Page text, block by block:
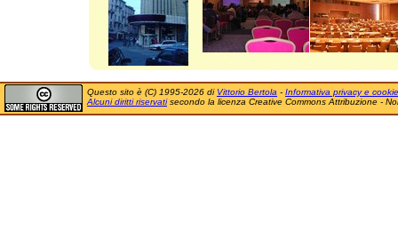
Questo sito è (C) 1995-2026 di Vittorio Bertola - Informativa privacy e cookie
Alcuni diritti riservatisecondo la licenza Creative Commons Attribuzione -